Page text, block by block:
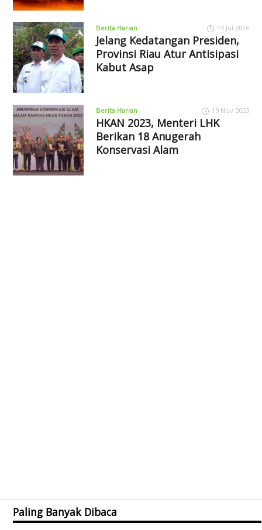
Berita Harian 14 Jul 2016
Jelang Kedatangan Presiden,
Provinsi Riau Atur Antisipasi
Kabut Asap
Berita Harian 10 Nov 2023
HKAN 2023, Menteri LHK
Berikan 18 Anugerah
Konservasi Alam
Paling Banyak Dibaca